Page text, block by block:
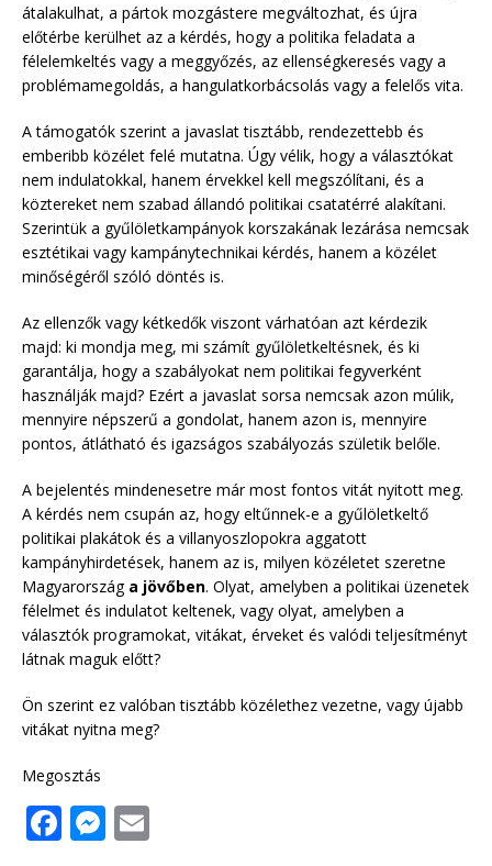
átalakulhat, a pártok mozgástere megváltozhat, és újra
előtérbe kerülhet az a kérdés, hogy a politika feladata a
félelemkeltés vagy a meggyőzés, az ellenségkeresés vagy a
problémamegoldás, a hangulatkorbácsolás vagy a felelős vita.
A támogatók szerint a javaslat tisztább, rendezettebb és
emberibb közélet felé mutatna. Úgy vélik, hogy a választókat
nem indulatokkal, hanem érvekkel kell megszólítani, és a
köztereket nem szabad állandó politikai csatatérré alakítani.
Szerintük a gyűlöletkampányok korszakának lezárása nemcsak
esztétikai vagy kampánytechnikai kérdés, hanem a közélet
minőségéről szóló döntés is.
Az ellenzők vagy kétkedők viszont várhatóan azt kérdezik
majd: ki mondja meg, mi számít gyűlöletkeltésnek, és ki
garantálja, hogy a szabályokat nem politikai fegyverként
használják majd? Ezért a javaslat sorsa nemcsak azon múlik,
mennyire népszerű a gondolat, hanem azon is, mennyire
pontos, átlátható és igazságos szabályozás születik belőle.
A bejelentés mindenesetre már most fontos vitát nyitott meg.
A kérdés nem csupán az, hogy eltűnnek-e a gyűlöletkeltő
politikai plakátok és a villanyoszlopokra aggatott
kampányhirdetések, hanem az is, milyen közéletet szeretne
Magyarország a jövőben. Olyat, amelyben a politikai üzenetek
félelmet és indulatot keltenek, vagy olyat, amelyben a
választók programokat, vitákat, érveket és valódi teljesítményt
látnak maguk előtt?
Ön szerint ez valóban tisztább közélethez vezetne, vagy újabb
vitákat nyitna meg?
Megosztás
F M